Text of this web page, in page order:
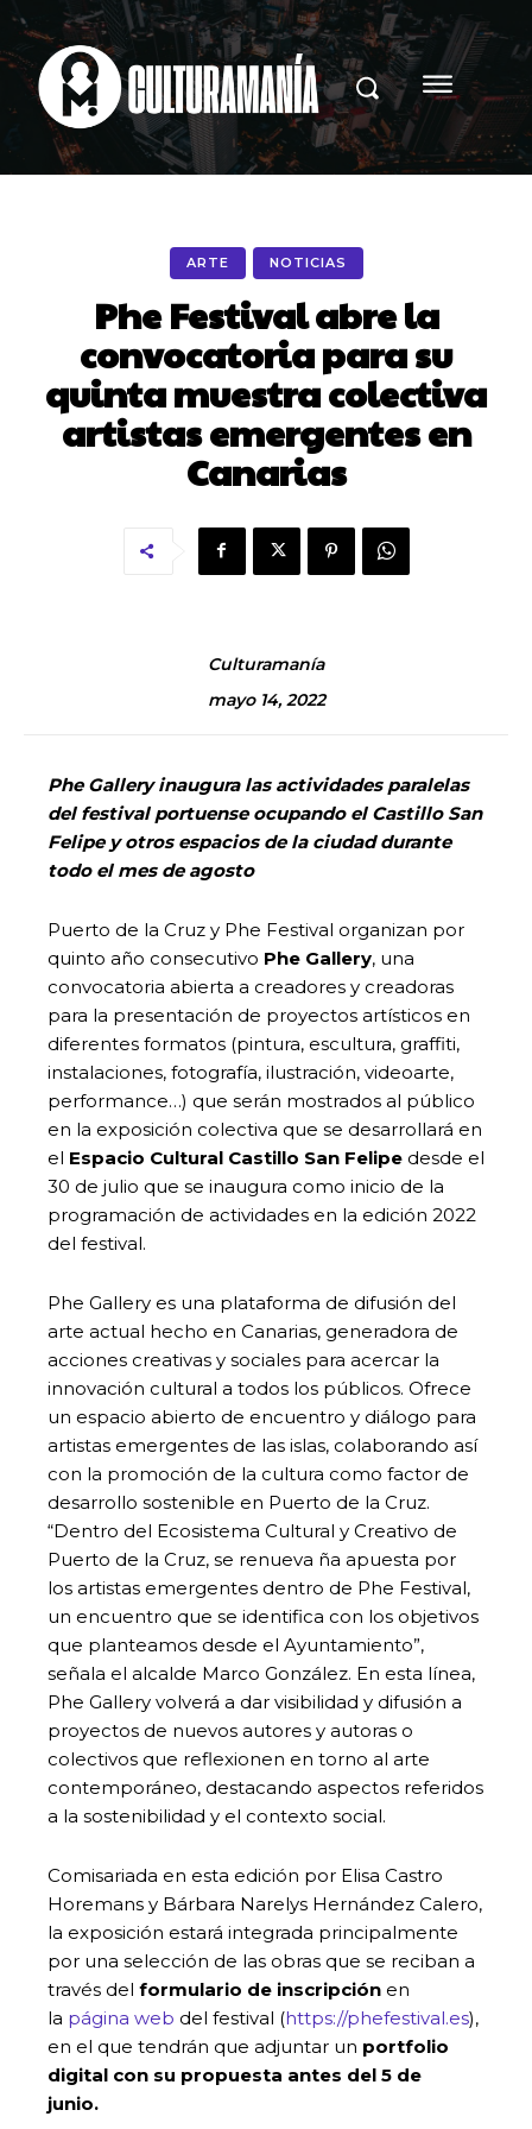
ARTE NOTICIAS
Phe Festival abre la
convocatoria para su
quinta muestra colectiva
artistas emergentes en
Canarias
Culturamanía
mayo 14, 2022
Phe Gallery inaugura las actividades paralelas
del festival portuense ocupando el Castillo San
Felipe y otros espacios de la ciudad durante
todo el mes de agosto
Puerto de la Cruz y Phe Festival organizan por
quinto año consecutivo Phe Gallery, una
convocatoria abierta a creadores y creadoras
para la presentación de proyectos artísticos en
diferentes formatos (pintura, escultura, graffiti,
instalaciones, fotografía, ilustración, videoarte,
performance…) que serán mostrados al público
en la exposición colectiva que se desarrollará en
el Espacio Cultural Castillo San Felipe desde el
30 de julio que se inaugura como inicio de la
programación de actividades en la edición 2022
del festival.
Phe Gallery es una plataforma de difusión del
arte actual hecho en Canarias, generadora de
acciones creativas y sociales para acercar la
innovación cultural a todos los públicos. Ofrece
un espacio abierto de encuentro y diálogo para
artistas emergentes de las islas, colaborando así
con la promoción de la cultura como factor de
desarrollo sostenible en Puerto de la Cruz.
“Dentro del Ecosistema Cultural y Creativo de
Puerto de la Cruz, se renueva ña apuesta por
los artistas emergentes dentro de Phe Festival,
un encuentro que se identifica con los objetivos
que planteamos desde el Ayuntamiento”,
señala el alcalde Marco González. En esta línea,
Phe Gallery volverá a dar visibilidad y difusión a
proyectos de nuevos autores y autoras o
colectivos que reflexionen en torno al arte
contemporáneo, destacando aspectos referidos
a la sostenibilidad y el contexto social.
Comisariada en esta edición por Elisa Castro
Horemans y Bárbara Narelys Hernández Calero,
la exposición estará integrada principalmente
por una selección de las obras que se reciban a
través del formulario de inscripción en
la página web del festival (https://phefestival.es),
en el que tendrán que adjuntar un portfolio
digital con su propuesta antes del 5 de
junio.